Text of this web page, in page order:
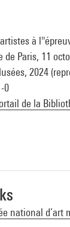
à
Paris, 11
2024
0
de la
national d’art